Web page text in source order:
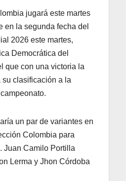
jugará este martes
en la segunda fecha del
2026 este martes,
Democrática del
que con una victoria la
clasificación a la
un par de variantes en
Colombia para
Juan Camilo Portilla
Lerma y Jhon Córdoba